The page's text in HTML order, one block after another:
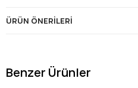
ÜRÜN ÖNERILERI
Benzer Ürünler